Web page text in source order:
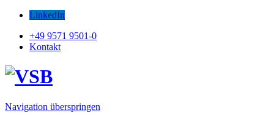
LinkedIn
+49 9571 9501-0
Kontakt
Navigation überspringen